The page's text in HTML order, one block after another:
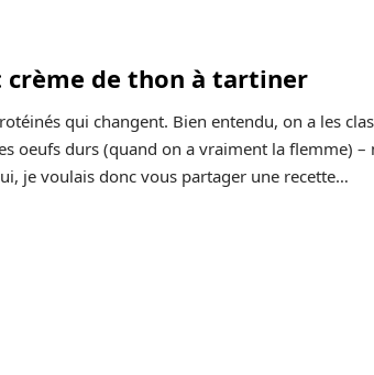
crème de thon à tartiner
qui changent. Bien entendu, on a les
oeufs durs (quand on a vraiment la flemme) –
je voulais donc vous partager une recette…